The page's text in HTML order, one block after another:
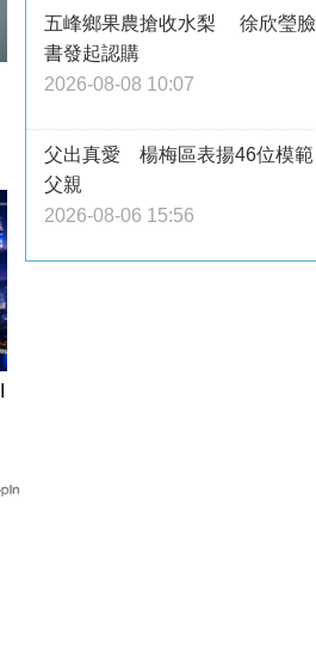
五峰鄉果農搶收水梨 徐欣瑩臉
書發起認購
2026-08-08 10:07
父出真愛 楊梅區表揚46位模範
父親
2026-08-06 15:56